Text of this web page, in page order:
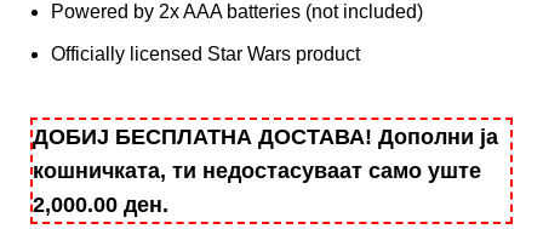
Powered by 2x AAA batteries (not included)
Officially licensed Star Wars product
ДОБИЈ БЕСПЛАТНА ДОСТАВА! Дополни ја
кошничката, ти недостасуваат само уште
2,000.00 ден.